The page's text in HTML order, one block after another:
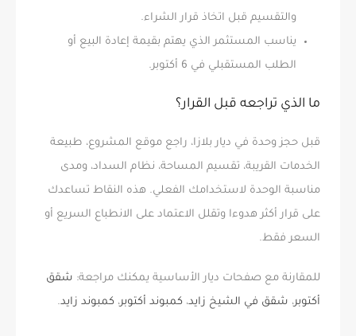
والتقسيم قبل اتخاذ قرار الشراء.
يناسب المستثمر الذي يهتم بقيمة إعادة البيع أو
الطلب المستقبلي في 6 أكتوبر.
ما الذي تراجعه قبل القرار؟
قبل حجز وحدة في ديار بلازا، راجع موقع المشروع، طبيعة
الخدمات القريبة، تقسيم المساحة، نظام السداد، ومدى
مناسبة الوحدة لاستخدامك الفعلي. هذه النقاط تساعدك
على قرار أكثر هدوءا وتقلل الاعتماد على الانطباع السريع أو
السعر فقط.
للمقارنة مع صفحات ديار الأساسية يمكنك مراجعة: شقق
أكتوبر، شقق في الشيخ زايد، كمبوند أكتوبر، كمبوند زايد.